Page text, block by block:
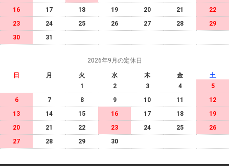
16
17 18 19 20 21
22
23
24 25 26 27 28
29
30
31
2026年9月の定休日
日 月 火 水 木 金
土
1
2 3 4
5
6
7 8 9 10 11
12
13
14 15 16 17 18
19
20
21 22 23 24 25
26
27
28 29 30